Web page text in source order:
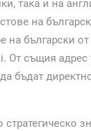
така и на
на
на български
същия адрес
бъдат